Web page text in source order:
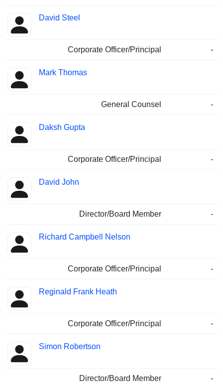
David Steel
Corporate Officer/Principal -
Mark Thomas
General Counsel -
Daksh Gupta
Corporate Officer/Principal -
David John
Director/Board Member -
Richard Campbell Nelson
Corporate Officer/Principal -
Reginald Frank Heath
Corporate Officer/Principal -
Simon Robertson
Director/Board Member
-